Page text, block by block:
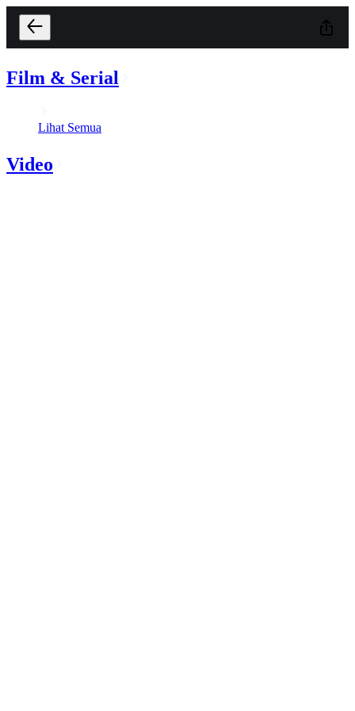
Film & Serial
Lihat Semua
Video